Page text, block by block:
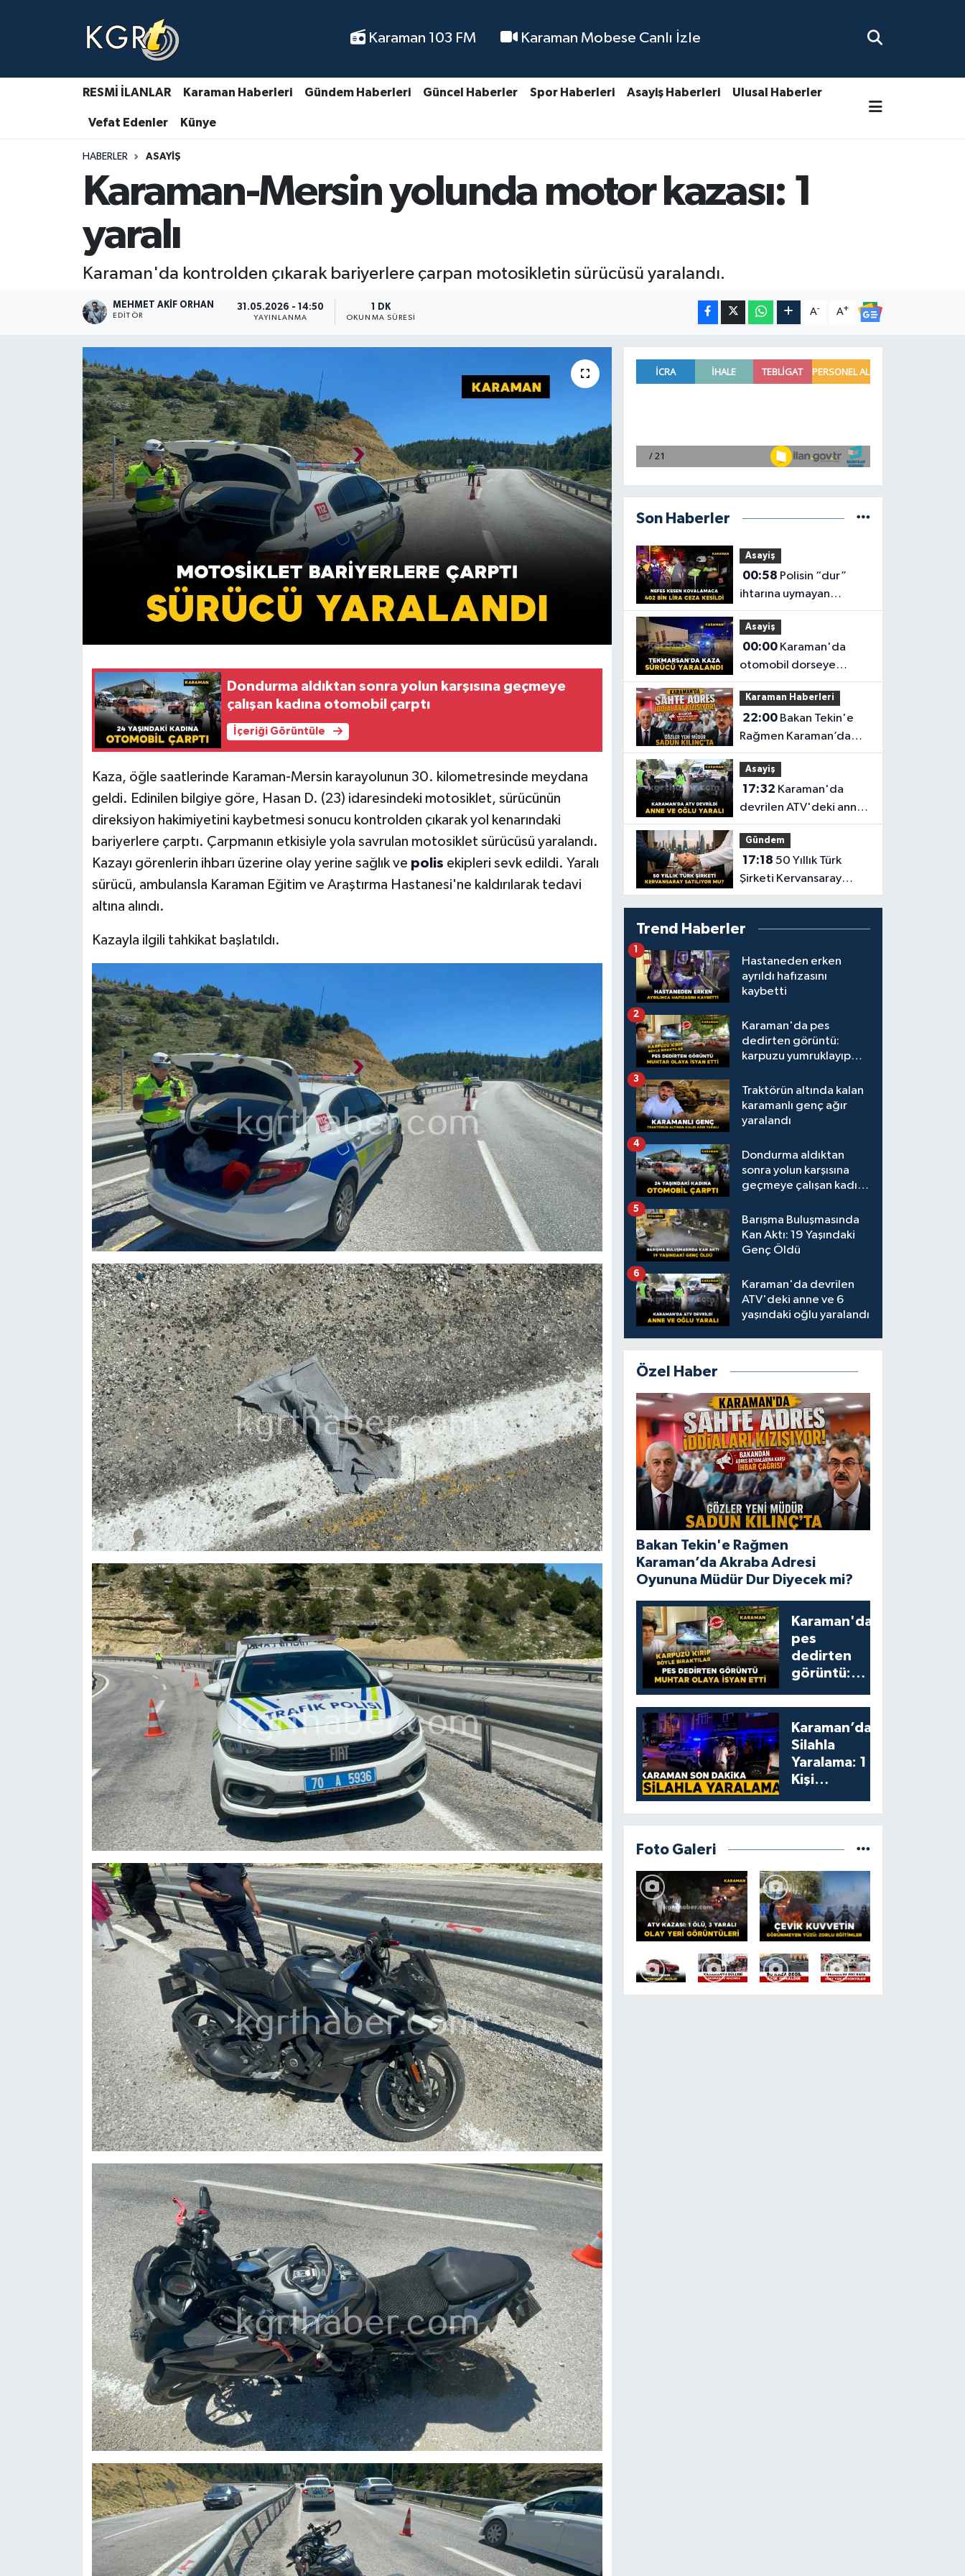
Karaman 103 FM Karaman Mobese Canlı İzle
RESMİ İLANLAR Karaman Haberleri Gündem Haberleri Güncel Haberler Spor Haberleri Asayiş Haberleri Ulusal Haberler
Vefat Edenler Künye
HABERLER ASAYIŞ
Karaman-Mersin yolunda motor kazası: 1
yaralı
Karaman'da kontrolden çıkarak bariyerlere çarpan motosikletin sürücüsü yaralandı.
MEHMET AKIF ORHAN
EDITÖR
31.05.2026 - 14:50
YAYINLANMA
1 DK
OKUNMA SÜRESI
A- A+
Dondurma aldıktan sonra yolun karşısına geçmeye
çalışan kadına otomobil çarptı
İçeriği Görüntüle
Kaza, öğle saatlerinde Karaman-Mersin karayolunun 30. kilometresinde meydana
geldi. Edinilen bilgiye göre, Hasan D. (23) idaresindeki motosiklet, sürücünün
direksiyon hakimiyetini kaybetmesi sonucu kontrolden çıkarak yol kenarındaki
bariyerlere çarptı. Çarpmanın etkisiyle yola savrulan motosiklet sürücüsü yaralandı.
Kazayı görenlerin ihbarı üzerine olay yerine sağlık ve polis ekipleri sevk edildi. Yaralı
sürücü, ambulansla Karaman Eğitim ve Araştırma Hastanesi'ne kaldırılarak tedavi
altına alındı.
Kazayla ilgili tahkikat başlatıldı.
Son Haberler
Asayiş
00:58
ihtarına uymayan
motosiklet sürücüsüne
402 bin lira ceza kesildi
Asayiş
00:00Karaman'da
otomobil dorseye
çarptı: 1 yaralı
Karaman Haberleri
22:00Bakan Tekin'e
Rağmen Karaman’da
Akraba Adresi Oyununa
Müdür Dur Diyecek mi?
Asayiş
17:32
devrilen ATV'deki anne
ve 6 yaşındaki oğlu
yaralandı
Gündem
17:18
Şirketi Kervansaray
Satılıyor mu?
Trend Haberler
Hastaneden erken
ayrıldı hafızasını
kaybetti
1
Karaman'da pes
dedirten görüntü:
karpuzu yumruklayıp
kamelyada bıraktılar
2
Traktörün altında kalan
karamanlı genç ağır
yaralandı
3
Dondurma aldıktan
sonra yolun karşısına
geçmeye çalışan kadına
4
Barışma Buluşmasında
Kan Aktı: 19 Yaşındaki
Genç Öldü
5
Karaman'da devrilen
ATV'deki anne ve 6
yaşındaki oğlu yaralandı
6
Özel Haber
Bakan Tekin'e Rağmen
Karaman’da Akraba Adresi
Oyununa Müdür Dur Diyecek mi?
Karaman'da
pes
dedirten
görüntü:
yumruklayıp
yediler,
artıklarını
kamelyada
bıraktılar
Karaman’da
Silahla
Yaralama: 1
Kişi
Foto Galeri
Karaman Haberleri
Gündem Haberleri
Güncel Haberler
Asayiş Haberleri
Ulusal Haberler
Vefat Edenler